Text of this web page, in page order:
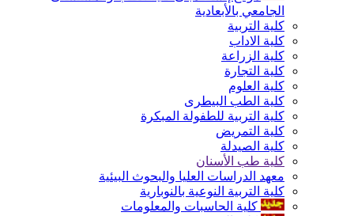
الجامعي بالأبعادية
كلية التربية
كلية الاداب
كلية الزراعة
كلية التجارة
كلية العلوم
كلية الطب البيطرى
كلية التربية للطفولة المبكرة
كلية التمريض
كلية الصيدلة
كلية طب الأسنان
معهد الدراسات العليا والبحوث البيئية
كلية التربية النوعية بالنوبارية
كلية الحاسبات والمعلومات